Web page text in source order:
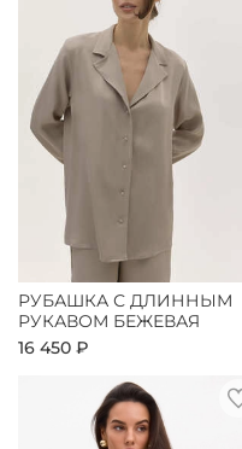
РУБАШКА С ДЛИННЫМ
РУКАВОМ БЕЖЕВАЯ
16 450 ₽